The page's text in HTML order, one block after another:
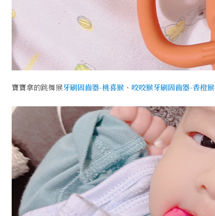
寶寶拿的跳舞猴牙刷固齒器-桃喜猴 、 咬咬猴牙刷固齒器-香橙猴